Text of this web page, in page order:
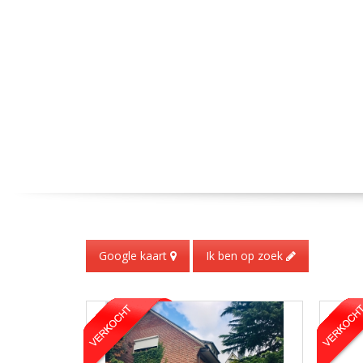
Google kaart Ik ben op zoek